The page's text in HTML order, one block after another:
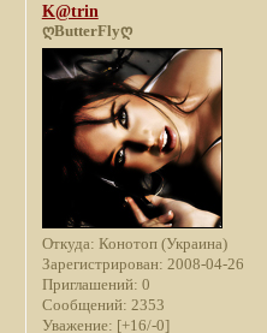
K@trin
ღButterFlyღ
Откуда: Конотоп (Украина)
Зарегистрирован: 2008-04-26
Приглашений: 0
Сообщений: 2353
Уважение: [+16/-0]